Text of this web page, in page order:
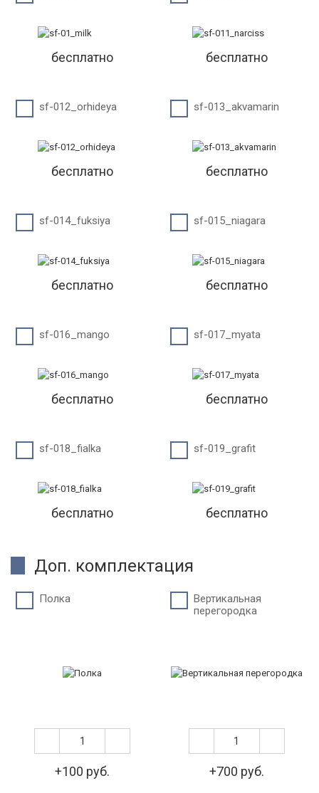
бесплатно бесплатно
sf-012_orhideya
бесплатно
sf-013_akvamarin
бесплатно
sf-014_fuksiya
бесплатно
sf-015_niagara
бесплатно
sf-016_mango
бесплатно
sf-017_myata
бесплатно
sf-018_fialka
бесплатно
sf-019_grafit
бесплатно
Доп. комплектация
Полка
+100 руб.
Вертикальная
перегородка
+700 руб.